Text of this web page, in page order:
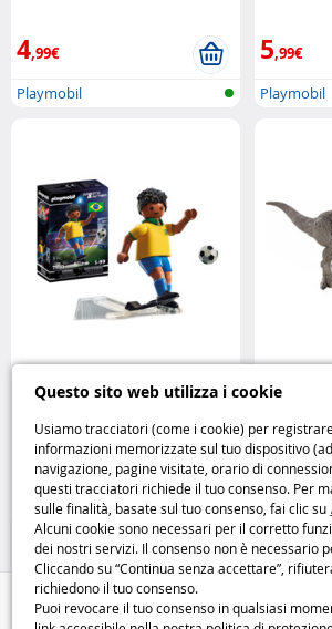
Questo sito web utilizza i cookie
Usiamo tracciatori (come i cookie) per
informazioni memorizzate sul tuo dispositivo
navigazione, pagine visitate, orario di
questi tracciatori richiede il tuo consenso. Per
sulle finalità, basate sul tuo consenso, fai clic su
Alcuni cookie sono necessari per il corretto
dei nostri servizi. Il consenso non è necessario
Cliccando su “Continua senza accettare”,
richiedono il tuo consenso.
Puoi revocare il tuo consenso in qualsiasi
4,99€
Playmobil
5,99€
Playmobil
Sports & Action : Joueur de
football – Brésilien Playmobil
,99€
Playmobil
T-Rex
39,95€
Figurine
Aiuto / Contatti